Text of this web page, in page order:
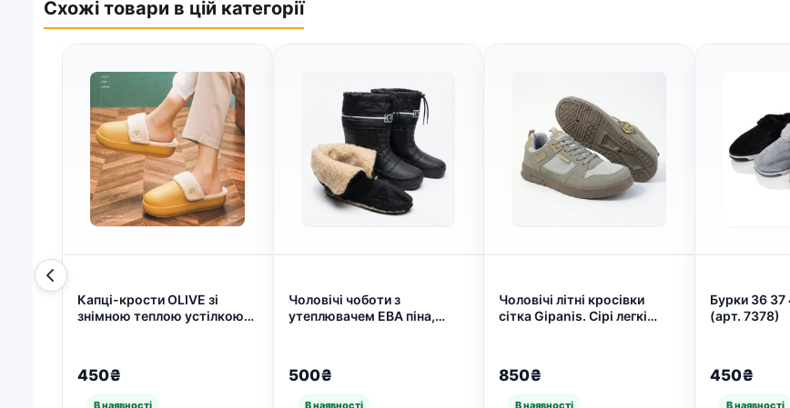
Схожі товари в цій категорії
Капці-крости OLIVE зі
знімною теплою устілкою
450₴
Чоловічі чоботи з
утеплювачем ЕВА піна,
500₴
Чоловічі літні кросівки
сітка Gipanis. Сірі легкі
850₴
Бурки 36 37
(арт. 7378)
450₴